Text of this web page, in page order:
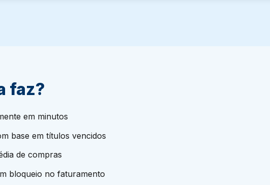
faz?
em minutos
base em títulos vencidos
de compras
bloqueio no faturamento